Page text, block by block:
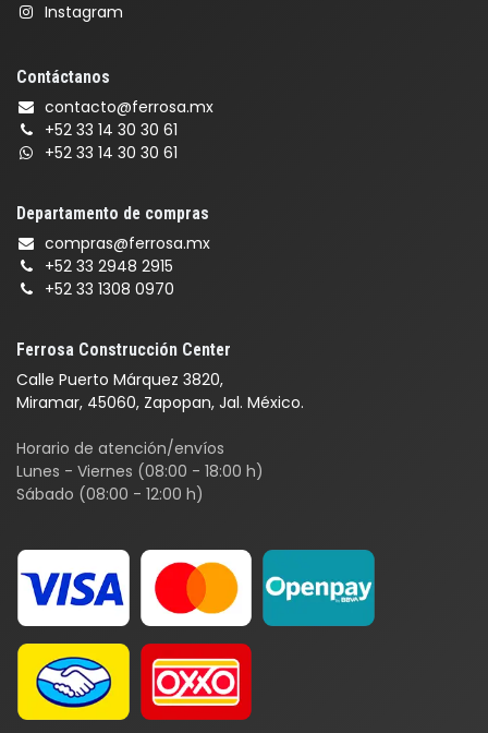
Ferrosa Construcción Center
Calle Puerto Márquez 3820,
Miramar, 45060, Zapopan, Jal. México.
Horario de atención/envíos
Lunes - Viernes (08:00 - 18:00 h)
Sábado (08:00 - 12:00 h)
Instagram
Contáctanos
contacto@ferrosa.mx
+52 33 14 30 30 61
+52 33 14 30 30 61
Departamento de compras
compras@ferrosa.mx
+52 33 2948 2915
+52 33 1308 0970